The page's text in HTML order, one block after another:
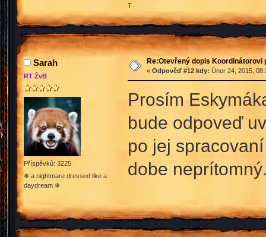
T
Sarah
RT ŽvB
Příspěvků: 3225
❄ a nightmare dressed like a
daydream ❄
Re:Otevřený dopis Koordinátorovi
« Odpověď #12 kdy: Únor 24, 2015,
Prosím
bude odpoveď
po jej
dobe